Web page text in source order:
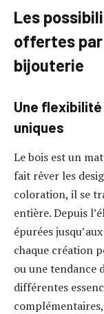
Les
offertes par
bijouterie
Une
uniques
Le bois est un
fait rêver les
coloration, il se
entière. Depuis
épurées
chaque création
ou une tendance
différentes